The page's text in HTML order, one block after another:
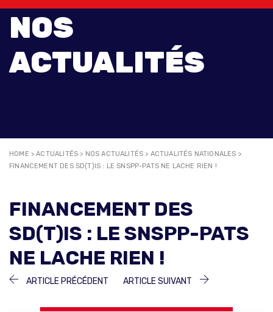
NOS
ACTUALITÉS
HOME >ACTUALITÉS > NOS ACTUALITÉS > ACTUALITÉS NATIONALES >
FINANCEMENT DES SD(T)IS : LE SNSPP-PATS NE LACHE RIEN !
FINANCEMENT DES
SD(T)IS : LE SNSPP-PATS
NE LACHE RIEN !
NAVIGATION
ARTICLE PRÉCÉDENT ARTICLE
ARTICLE SUIVANT
ARTICLE